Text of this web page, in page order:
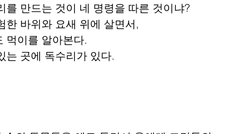
만드는 것이 네 명령을 따른 것이냐?
한 바위와 요새 위에 살면서,
먹이를 알아본다.
는 곳에 독수리가 있다.